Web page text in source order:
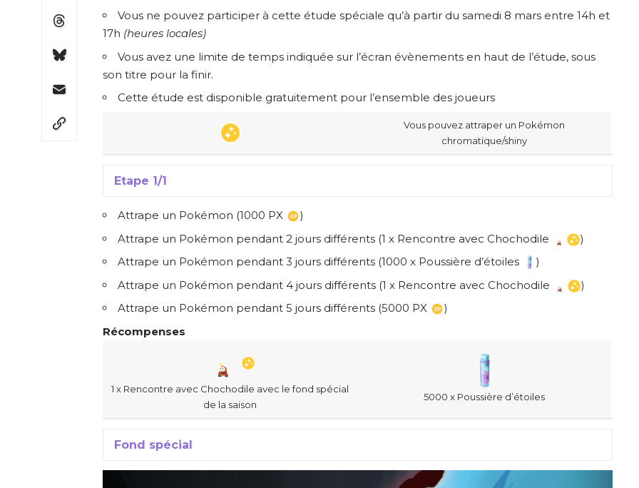
Vous ne pouvez participer à cette étude spéciale qu’à partir du samedi 8 mars entre 14h et
17h (heures locales)
Vous avez une limite de temps indiquée sur l’écran évènements en haut de l’étude, sous
son titre pour la finir.
Cette étude est disponible gratuitement pour l’ensemble des joueurs
Vous pouvez attraper un Pokémon
chromatique/shiny
Etape 1/1
Attrape un Pokémon (1000 PX
)
Attrape un Pokémon pendant 2 jours différents (1 x Rencontre avec Chochodile
)
Attrape un Pokémon pendant 3 jours différents (1000 x Poussière d’étoiles
)
Attrape un Pokémon pendant 4 jours différents (1 x Rencontre avec Chochodile
)
Attrape un Pokémon pendant 5 jours différents (5000 PX
)
Récompenses
1 x Rencontre avec Chochodile avec le fond spécial
de la saison
5000 x Poussière d’étoiles
Fond spécial